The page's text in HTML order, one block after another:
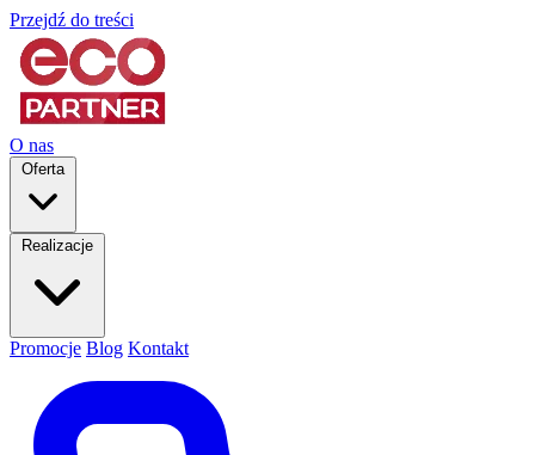
Przejdź do treści
O nas
Oferta
Realizacje
Promocje Blog Kontakt